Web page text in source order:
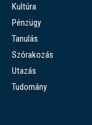
Kultúra
Pénzügy
Tanulás
Szórakozás
Utazás
Tudomány